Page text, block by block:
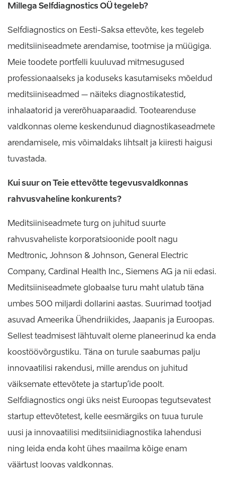
Millega Selfdiagnostics OÜ tegeleb?
Selfdiagnostics on Eesti-Saksa ettevõte, kes tegeleb
meditsiiniseadmete arendamise, tootmise ja müügiga.
Meie toodete portfelli kuuluvad mitmesugused
professionaalseks ja koduseks kasutamiseks mõeldud
meditsiiniseadmed – näiteks diagnostikatestid,
inhalaatorid ja vererõhuaparaadid. Tootearenduse
valdkonnas oleme keskendunud diagnostikaseadmete
arendamisele, mis võimaldaks lihtsalt ja kiiresti haigusi
tuvastada.
Kui suur on Teie ettevõtte tegevusvaldkonnas
rahvusvaheline konkurents?
Meditsiiniseadmete turg on juhitud suurte
rahvusvaheliste korporatsioonide poolt nagu
Medtronic, Johnson & Johnson, General Electric
Company, Cardinal Health Inc., Siemens AG ja nii edasi.
Meditsiiniseadmete globaalse turu maht ulatub täna
umbes 500 miljardi dollarini aastas. Suurimad tootjad
asuvad Ameerika Ühendriikides, Jaapanis ja Euroopas.
Sellest teadmisest lähtuvalt oleme planeerinud ka enda
koostöövõrgustiku. Täna on turule saabumas palju
innovaatilisi rakendusi, mille arendus on juhitud
väiksemate ettevõtete ja startup’ide poolt.
Selfdiagnostics ongi üks neist Euroopas tegutsevatest
startup ettevõtetest, kelle eesmärgiks on tuua turule
uusi ja innovaatilisi meditsiinidiagnostika lahendusi
ning leida enda koht ühes maailma kõige enam
väärtust loovas valdkonnas.